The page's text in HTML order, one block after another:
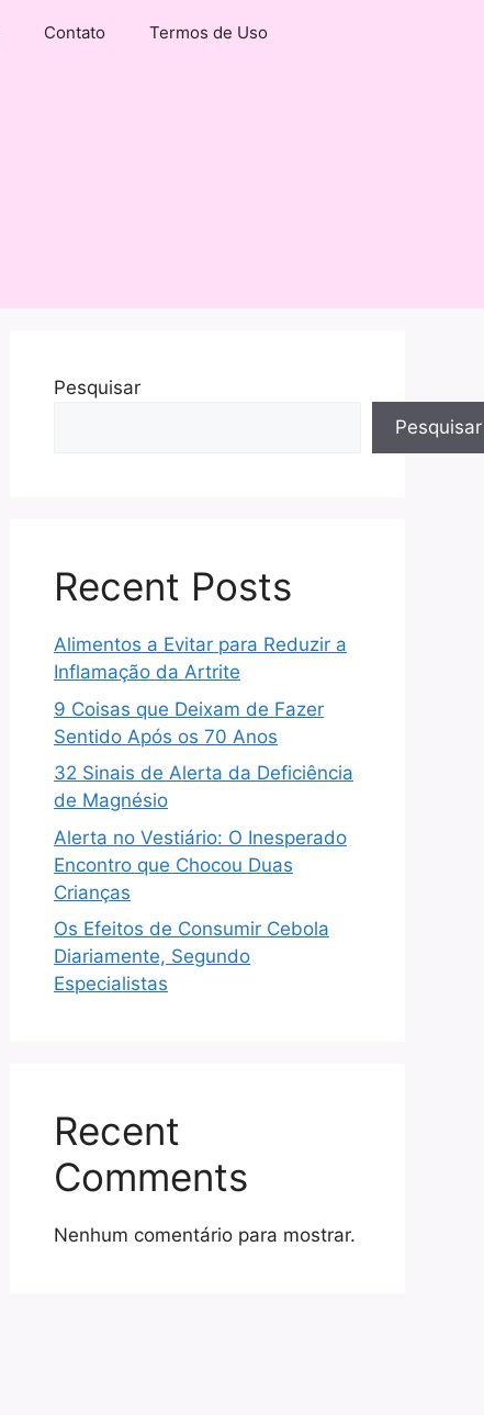
Contato Termos de Uso
Pesquisar
Pesquisar
Recent Posts
Alimentos a Evitar para Reduzir a
Inflamação da Artrite
9 Coisas que Deixam de Fazer
Sentido Após os 70 Anos
32 Sinais de Alerta da Deficiência
de Magnésio
Alerta no Vestiário: O Inesperado
Encontro que Chocou Duas
Crianças
Os Efeitos de Consumir Cebola
Diariamente, Segundo
Especialistas
Recent
Comments
Nenhum comentário para mostrar.